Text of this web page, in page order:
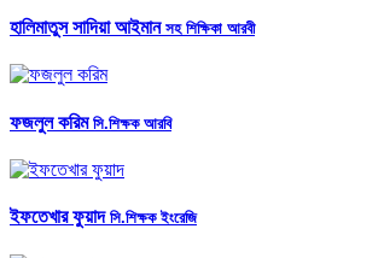
হালিমাতুস সাদিয়া আইমান সহ শিক্ষিকা আরবী
ফজলুল করিম সি.শিক্ষক আরবি
ইফতেখার ফুয়াদ সি.শিক্ষক ইংরেজি